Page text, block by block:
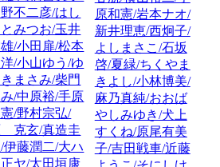
不二彦/はし
とみつお/玉井
/小田扉/松本
/小山ゆう/ゆ
きまさみ/柴門
/中原裕/手原
/野村宗弘/
克玄/真造圭
伊藤潤二/大ハ
ヤ/太田垣康
原和憲/岩本ナオ/
新井理恵/西炯子/
よしまさこ/石坂
啓/夏緑/ちくやま
きよし/小林博美/
麻乃真純/おおば
やしみゆき/犬上
すくね/原尾有美
子/吉田戦車/近藤